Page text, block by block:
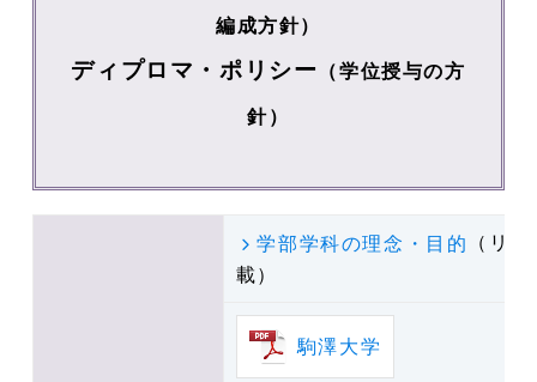
編成方針）
ディプロマ・ポリシー （学位授与の方
針）
学部学科の理念・目的
（リ
載）
駒澤大学